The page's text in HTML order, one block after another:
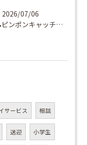
2026/07/06
🏓ピンポンキャッチに挑戦✨
サービス 相談
送迎 小学生